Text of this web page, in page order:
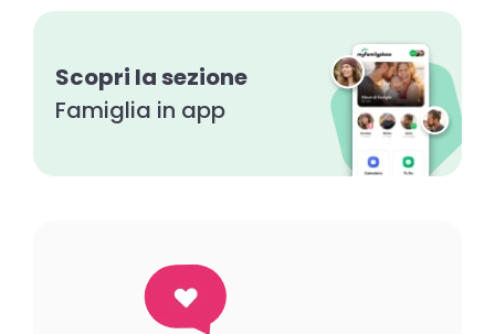
Scopri la sezione
Famiglia in app